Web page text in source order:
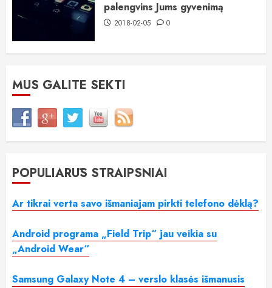
palengvins Jums gyvenimą
2018-02-05 0
MUS GALITE SEKTI
POPULIARŪS STRAIPSNIAI
Ar tikrai verta savo išmaniajam pirkti telefono dėklą?
Android programa „Field Trip“ jau veikia su
„Android Wear“
Samsung Galaxy Note 4 – verslo klasės išmanusis